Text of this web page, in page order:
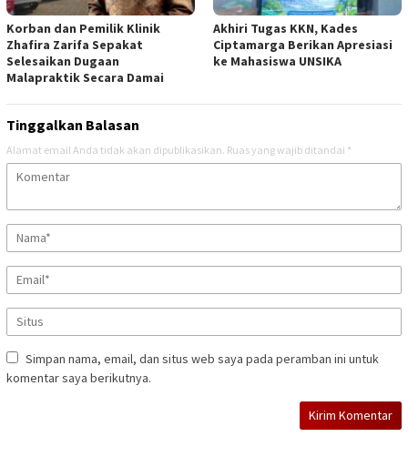
Korban dan Pemilik Klinik
Zhafira Zarifa Sepakat
Selesaikan Dugaan
Malapraktik Secara Damai
Akhiri Tugas KKN, Kades
Ciptamarga Berikan Apresiasi
ke Mahasiswa UNSIKA
Tinggalkan Balasan
Alamat email Anda tidak akan dipublikasikan. Ruas yang wajib ditandai *
Simpan nama, email, dan situs web saya pada peramban ini untuk
komentar saya berikutnya.